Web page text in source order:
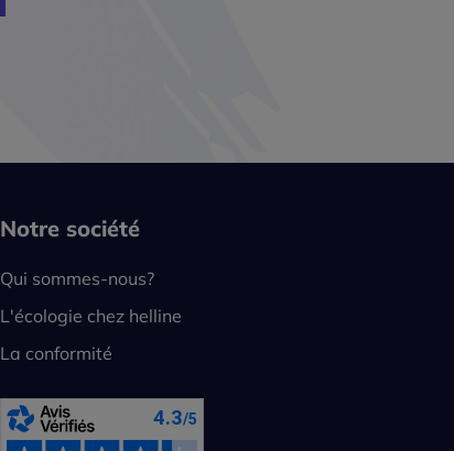
Notre société
Qui sommes-nous?
L'écologie chez helline
La conformité